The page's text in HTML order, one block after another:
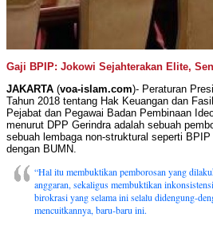
Gaji BPIP: Jokowi Sejahterakan Elite,
JAKARTA (voa-islam.com)- Peraturan
Tahun 2018 tentang Hak Keuangan dan
Pejabat dan Pegawai Badan Pembinaan
menurut DPP Gerindra adalah sebuah
sebuah lembaga non-struktural seperti
dengan BUMN.
“Hal itu membuktikan pemborosan yang
anggaran, sekaligus membuktikan
birokrasi yang selama ini selalu didengung-
mencuitkannya, baru-baru ini.